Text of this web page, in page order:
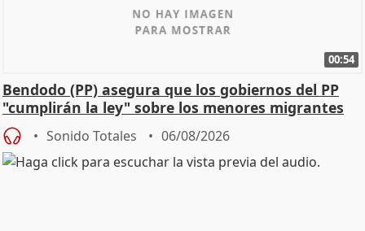
00:54
Bendodo (PP) asegura que los gobiernos del PP
"cumplirán la ley" sobre los menores migrantes
Sonido Totales 06/08/2026